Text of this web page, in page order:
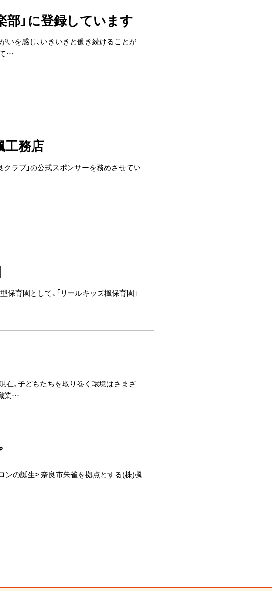
部」に登録しています
いを感じ、いきいきと働き続けることが
…
工務店
ラブ」の公式スポンサーを務めさせてい
育園として、「リールキッズ楓保育園」
、子どもたちを取り巻く環境はさまざ
業…
ンの誕生> 奈良市朱雀を拠点とする(株)楓